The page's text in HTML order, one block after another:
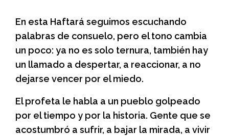
En esta Haftará seguimos escuchando
palabras de consuelo, pero el tono cambia
un poco: ya no es solo ternura, también hay
un llamado a despertar, a reaccionar, a no
dejarse vencer por el miedo.
El profeta le habla a un pueblo golpeado
por el tiempo y por la historia. Gente que se
acostumbró a sufrir, a bajar la mirada, a vivir